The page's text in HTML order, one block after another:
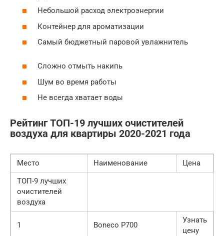
Небольшой расход электроэнергии
Контейнер для ароматизации
Самый бюджетный паровой увлажнитель
Сложно отмыть накипь
Шум во время работы
Не всегда хватает воды
Рейтинг ТОП-19 лучших очистителей
воздуха для квартиры 2020-2021 года
Место Наименование
Цена
ТОП-9 лучших
очистителей
воздуха
1 Boneco P700
Узнать
цену